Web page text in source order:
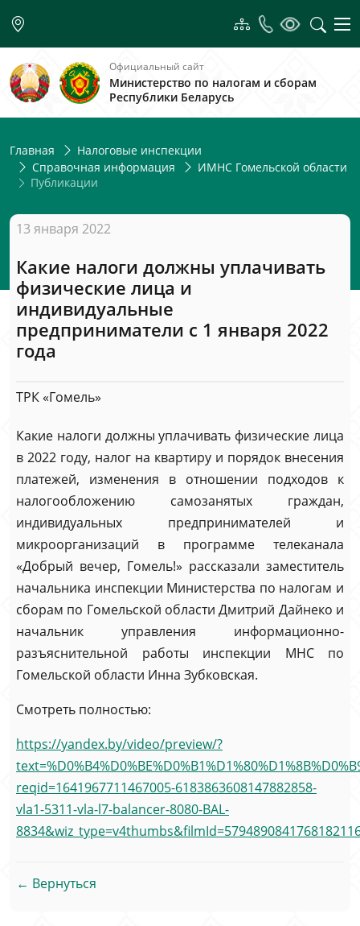
Официальный сайт
Министерство по налогам и сборам
Республики Беларусь
Главная
Налоговые инспекции
Справочная информация
ИМНС Гомельской области
Публикации
13 января 2022
Какие налоги должны уплачивать
физические лица и
индивидуальные
предприниматели с 1 января 2022
года
ТРК «Гомель»
Какие налоги должны уплачивать физические лица
в 2022 году, налог на квартиру и порядок внесения
платежей, изменения в отношении подходов к
налогообложению самозанятых граждан,
индивидуальных предпринимателей и
микроорганизаций в программе телеканала
«Добрый вечер, Гомель!» рассказали заместитель
начальника инспекции Министерства по налогам и
сборам по Гомельской области Дмитрий Дайнеко и
начальник управления информационно-
разъяснительной работы инспекции МНС по
Гомельской области Инна Зубковская.
Смотреть полностью:
https://yandex.by/video/preview/?
reqid=1641967711467005-6183863608147882858-
vla1-5311-vla-l7-balancer-8080-BAL-
← Вернуться